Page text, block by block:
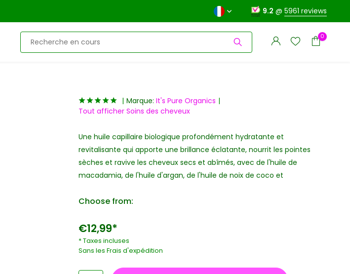
9.2 @ 5961 reviews
S'inscrire
S'inscrire
0
Marque: It's Pure Organics
Tout afficher Soins des cheveux
Une huile capillaire biologique profondément hydratante et
revitalisante qui apporte une brillance éclatante, nourrit les pointes
sèches et ravive les cheveux secs et abîmés, avec de l'huile de
macadamia, de l'huile d'argan, de l'huile de noix de coco et
Choose from:
€12,99*
* Taxes incluses
Sans les Frais d'expédition